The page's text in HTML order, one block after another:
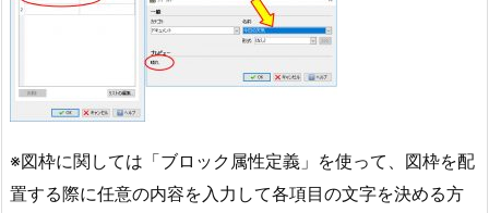
※図枠に関しては「ブロック属性定義」を使って、図枠を配
置する際に任意の内容を入力して各項目の文字を決める方